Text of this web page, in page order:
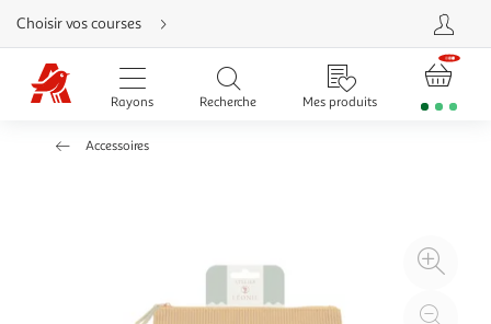
Aller
directement
au
contenu
Aller
directement
Aller
Choisir vos courses
Rayons Recherche Mes produits
Accessoires